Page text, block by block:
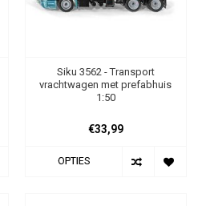
Siku 3562 - Transport
vrachtwagen met prefabhuis
1:50
€33,99
OPTIES